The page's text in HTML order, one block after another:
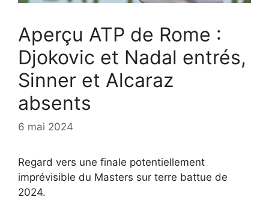
Aperçu ATP de Rome :
Djokovic et Nadal entrés,
Sinner et Alcaraz
absents
6 mai 2024
Regard vers une finale potentiellement
imprévisible du Masters sur terre battue de
2024.